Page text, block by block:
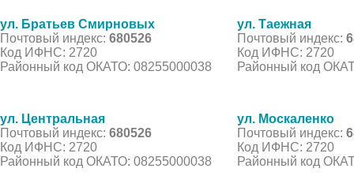
ул. Братьев Смирновых
Почтовый индекс: 680526
Код ИФНС: 2720
Районный код ОКАТО: 08255000038
ул. Таежная
Почтовый индекс:
Код ИФНС: 2720
Районный код
ул. Центральная
Почтовый индекс: 680526
Код ИФНС: 2720
Районный код ОКАТО: 08255000038
ул. Москаленко
Почтовый индекс:
Код ИФНС: 2720
Районный код